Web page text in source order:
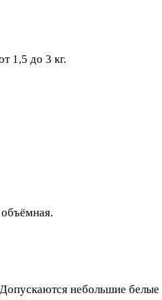
1,5 до 3 кг.
Допускаются небольшие белые